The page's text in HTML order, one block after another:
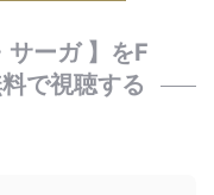
サーガ 】をF
で視聴する